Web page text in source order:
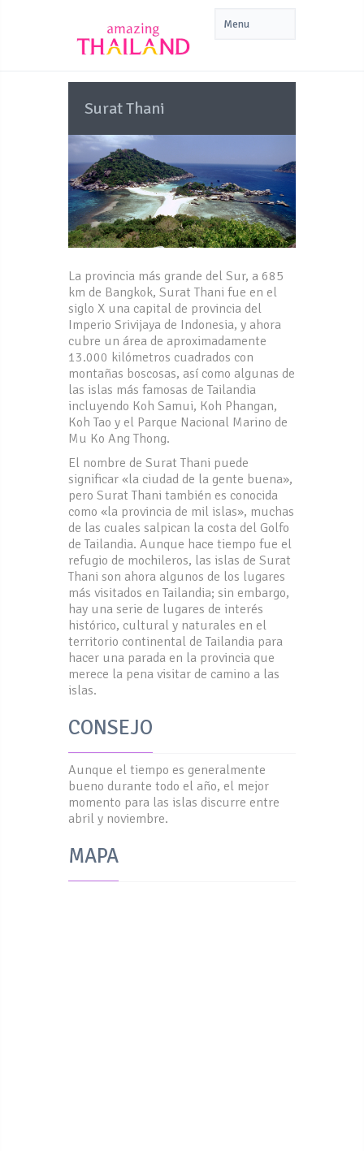
Surat Thani
La provincia más grande del Sur, a 685
km de Bangkok, Surat Thani fue en el
siglo X una capital de provincia del
Imperio Srivijaya de Indonesia, y ahora
cubre un área de aproximadamente
13.000 kilómetros cuadrados con
montañas boscosas, así como algunas de
las islas más famosas de Tailandia
incluyendo Koh Samui, Koh Phangan,
Koh Tao y el Parque Nacional Marino de
Mu Ko Ang Thong.
El nombre de Surat Thani puede
significar «la ciudad de la gente buena»,
pero Surat Thani también es conocida
como «la provincia de mil islas», muchas
de las cuales salpican la costa del Golfo
de Tailandia. Aunque hace tiempo fue el
refugio de mochileros, las islas de Surat
Thani son ahora algunos de los lugares
más visitados en Tailandia; sin embargo,
hay una serie de lugares de interés
histórico, cultural y naturales en el
territorio continental de Tailandia para
hacer una parada en la provincia que
merece la pena visitar de camino a las
islas.
CONSEJO
Aunque el tiempo es generalmente
bueno durante todo el año, el mejor
momento para las islas discurre entre
abril y noviembre.
MAPA